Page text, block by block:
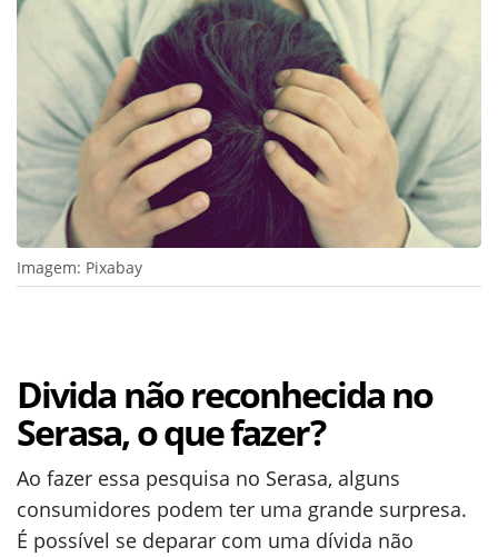
Imagem: Pixabay
Divida não reconhecida no
Serasa, o que fazer?
Ao fazer essa pesquisa no Serasa, alguns
consumidores podem ter uma grande surpresa.
É possível se deparar com uma dívida não